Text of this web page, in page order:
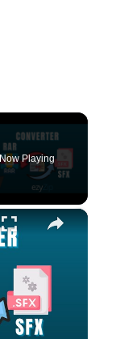
Now Playing
×